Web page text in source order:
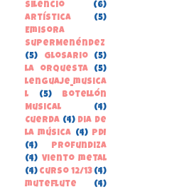
Silencio
(6)
Artística
(5)
Emisora
SuperMenéndez
(5)
Glosario
(5)
la orquesta
(5)
lenguaje_musica
l
(5)
Botellón
Musical
(4)
Cuerda (4) Dia de
la música (4) PDI
(4)
Profundiza
(4) Viento metal
(4) curso 12/13 (4)
muteflute
(4)